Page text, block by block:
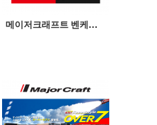
메이저크래프트 벤케이 배스로드